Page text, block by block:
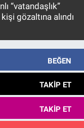
“vatandaşlık”
gözaltına alındı
BEĞEN
TAKIP ET
TAKIP ET